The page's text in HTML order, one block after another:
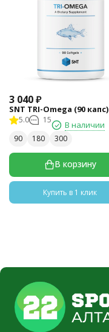
3 040₽
SNT TRI-Omega (90 капс)
5.0 15 В наличии
90 180 300
В корзину
Купить в 1 клик